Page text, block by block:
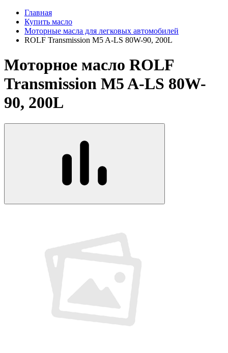
Главная
Купить масло
Моторные масла для легковых автомобилей
ROLF Transmission M5 A-LS 80W-90, 200L
Моторное масло ROLF
Transmission M5 A-LS 80W-
90, 200L